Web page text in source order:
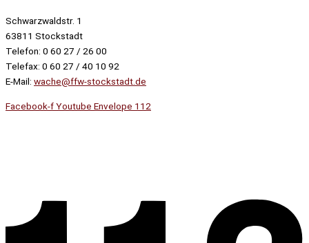
Schwarzwaldstr. 1
63811 Stockstadt
Telefon: 0 60 27 / 26 00
Telefax: 0 60 27 / 40 10 92
E-Mail: wache@ffw-stockstadt.de
Facebook-fYoutube Envelope 112